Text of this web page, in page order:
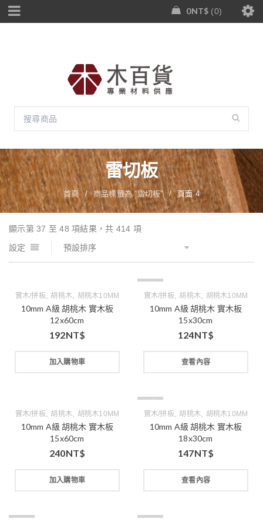
0NT$ 0
雷切板
首頁 / 商品標籤為 “雷切板” / 頁面 4
顯示第 37 至 48 項結果，共 414 項
設定
預設排序
實木/拼板, 胡桃木 胡桃木10MM
10mm A級 胡桃木 實木板
12x60cm
192NT$
加入購物車
實木/拼板, 胡桃木 胡桃木10MM
10mm A級 胡桃木 實木板
15x30cm
124NT$
查看內容
實木/拼板, 胡桃木 胡桃木10MM
10mm A級 胡桃木 實木板
15x60cm
240NT$
加入購物車
實木/拼板, 胡桃木 胡桃木10MM
10mm A級 胡桃木 實木板
18x30cm
147NT$
查看內容